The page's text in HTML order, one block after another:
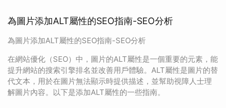
為圖片添加ALT屬性的SEO指南-SEO分析
為圖片添加ALT屬性的SEO指南-SEO分析
在網站優化（SEO）中，圖片的ALT屬性是一個重要的元素，能
提升網站的搜索引擎排名並改善用戶體驗。ALT屬性是圖片的替
代文本，用於在圖片無法顯示時提供描述，並幫助視障人士理
解圖片內容。以下是添加ALT屬性的一些指南。